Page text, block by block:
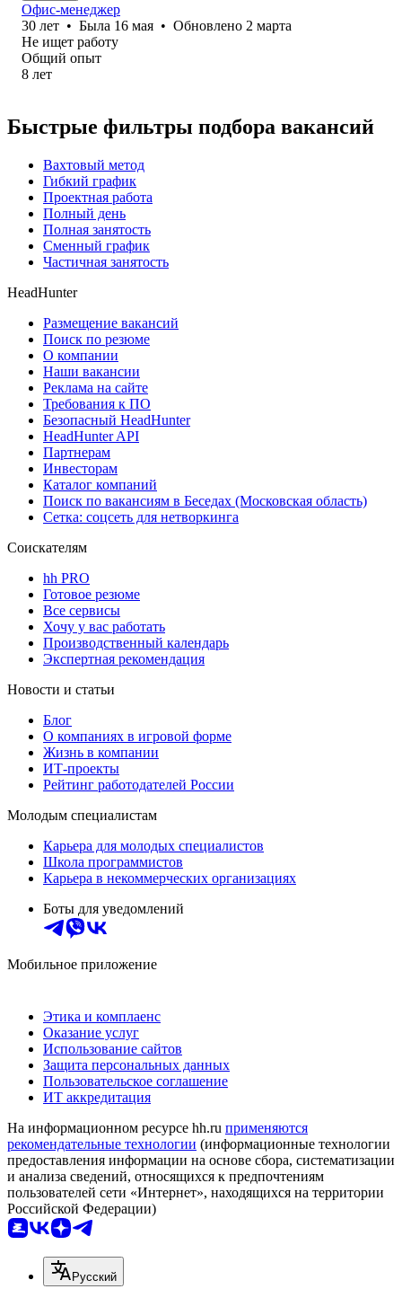
Офис-менеджер
30 лет • Была 16 мая • Обновлено 2 марта
Не ищет работу
Общий опыт
8 лет
Быстрые фильтры подбора вакансий
Вахтовый метод
Гибкий график
Проектная работа
Полный день
Полная занятость
Сменный график
Частичная занятость
HeadHunter
Размещение вакансий
Поиск по резюме
О компании
Наши вакансии
Реклама на сайте
Требования к ПО
Безопасный HeadHunter
HeadHunter API
Партнерам
Инвесторам
Каталог компаний
Поиск по вакансиям в Беседах (Московская область)
Сетка: соцсеть для нетворкинга
Соискателям
hh PRO
Готовое резюме
Все сервисы
Хочу у вас работать
Производственный календарь
Экспертная рекомендация
Новости и статьи
Блог
О компаниях в игровой форме
Жизнь в компании
ИТ-проекты
Рейтинг работодателей России
Молодым специалистам
Карьера для молодых специалистов
Школа программистов
Карьера в некоммерческих организациях
Боты для уведомлений
Мобильное приложение
Этика и комплаенс
Оказание услуг
Использование сайтов
Защита персональных данных
Пользовательское соглашение
ИТ аккредитация
На информационном ресурсе hh.ru применяются
рекомендательные технологии (информационные технологии
предоставления информации на основе сбора, систематизации
и анализа сведений, относящихся к предпочтениям
пользователей сети «Интернет», находящихся на территории
Российской Федерации)
Русский